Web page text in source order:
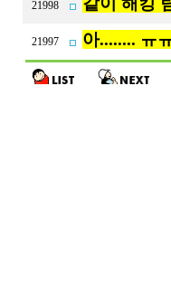
21998
21997 아........ ㅠ